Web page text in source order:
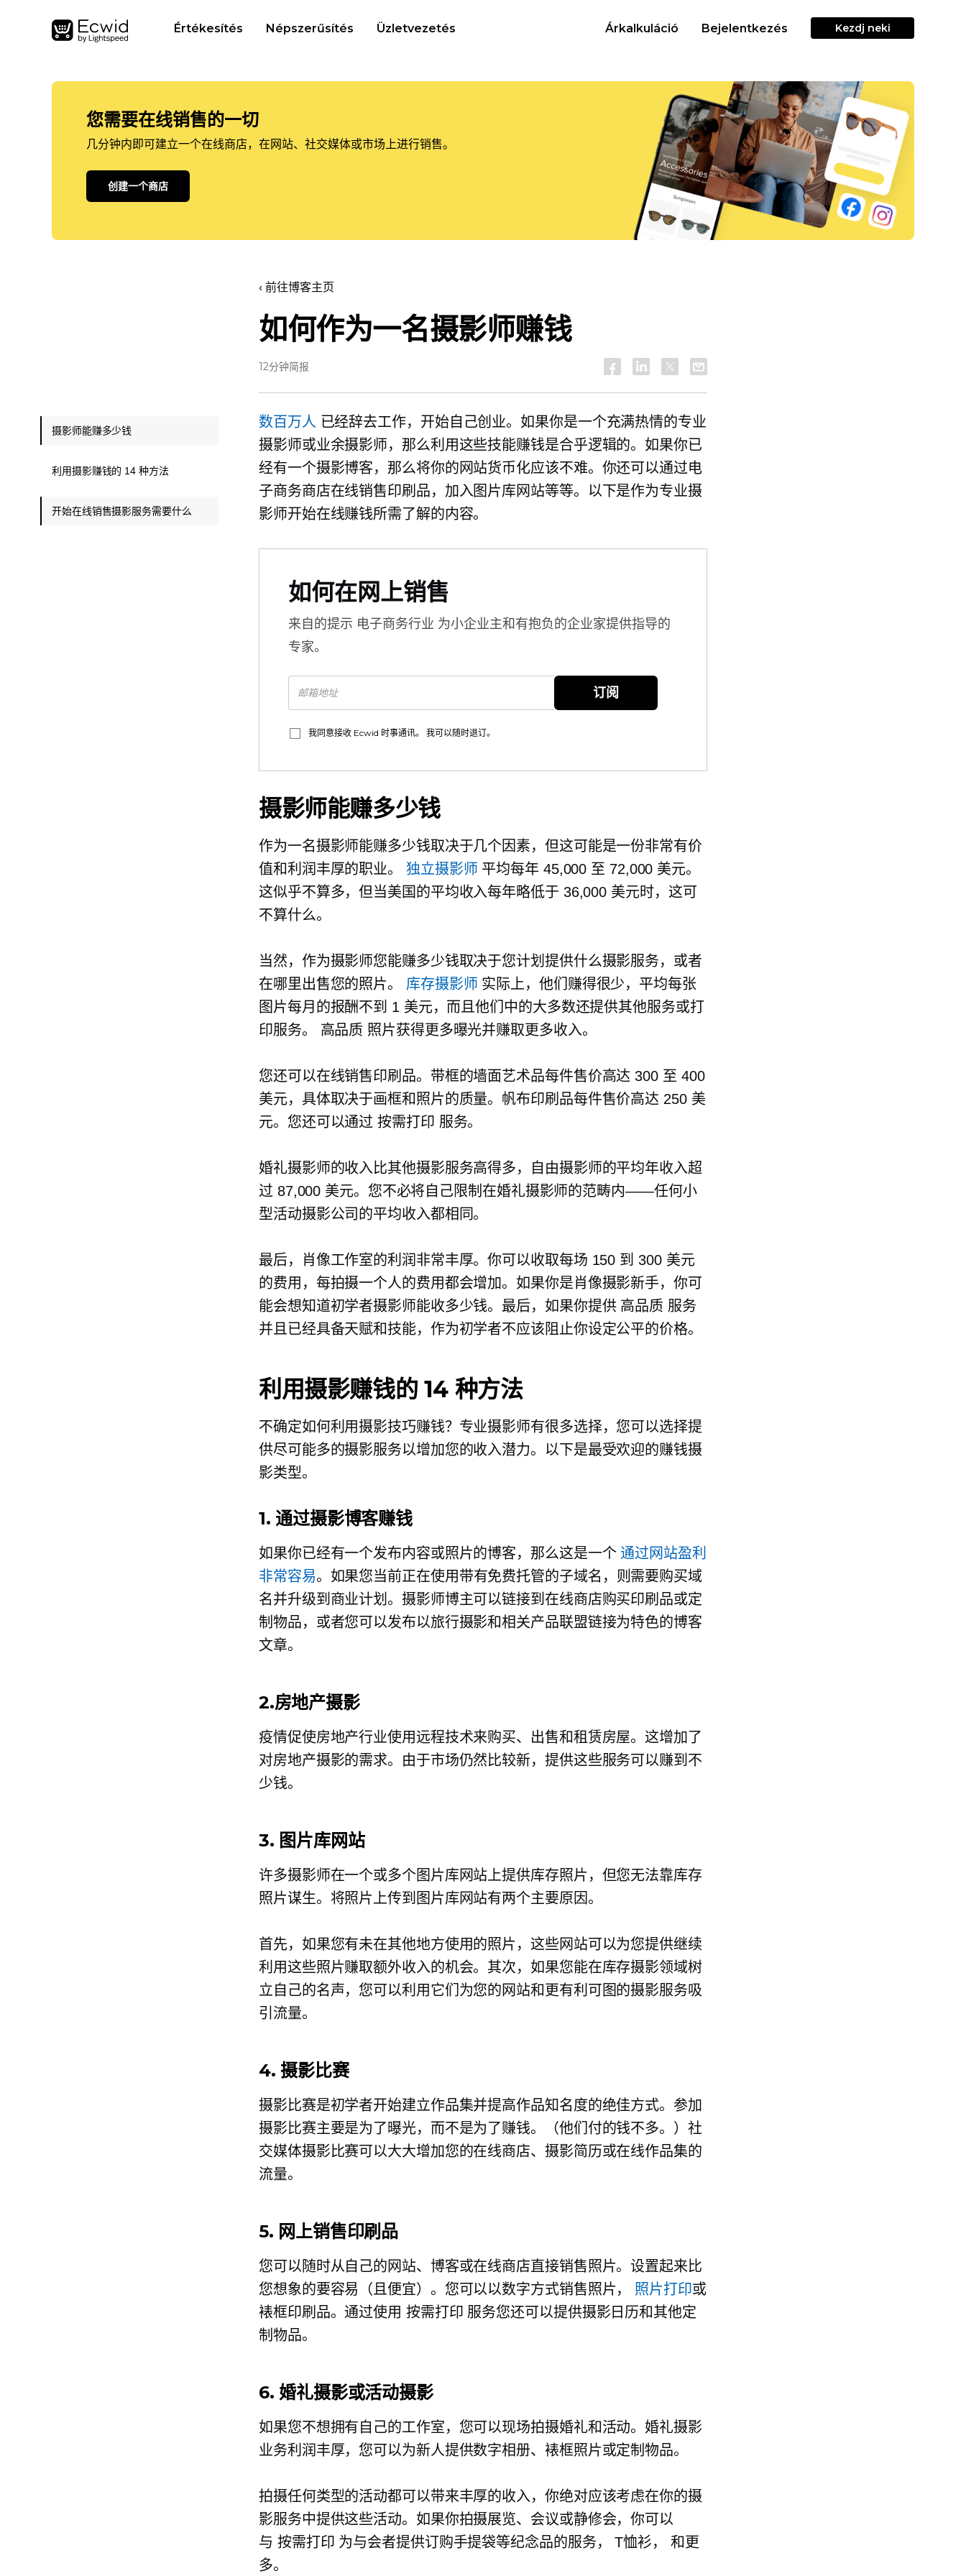
Értékesítés Népszerűsítés Üzletvezetés Árkalkuláció Bejelentkezés Kezdj neki
您需要在线销售的一切
几分钟内即可建立一个在线商店，在网站、社交媒体或市场上进行销售。
创建一个商店
‹ 前往博客主页
如何作为一名摄影师赚钱
12分钟简报
数百万人 已经辞去工作，开始自己创业。如果你是一个充满热情的专业
摄影师或业余摄影师，那么利用这些技能赚钱是合乎逻辑的。如果你已
经有一个摄影博客，那么将你的网站货币化应该不难。你还可以通过电
子商务商店在线销售印刷品，加入图片库网站等等。以下是作为专业摄
影师开始在线赚钱所需了解的内容。
如何在网上销售
来自的提示 电子商务行业 为小企业主和有抱负的企业家提供指导的
专家。
订阅
我同意接收 Ecwid 时事通讯。 我可以随时退订。
摄影师能赚多少钱
作为一名摄影师能赚多少钱取决于几个因素，但这可能是一份非常有价
值和利润丰厚的职业。 独立摄影师 平均每年 45,000 至 72,000 美元。
这似乎不算多，但当美国的平均收入每年略低于 36,000 美元时，这可
不算什么。
当然，作为摄影师您能赚多少钱取决于您计划提供什么摄影服务，或者
在哪里出售您的照片。 库存摄影师 实际上，他们赚得很少，平均每张
图片每月的报酬不到 1 美元，而且他们中的大多数还提供其他服务或打
印服务。 高品质 照片获得更多曝光并赚取更多收入。
您还可以在线销售印刷品。带框的墙面艺术品每件售价高达 300 至 400
美元，具体取决于画框和照片的质量。帆布印刷品每件售价高达 250 美
元。您还可以通过按需打印 服务。
婚礼摄影师的收入比其他摄影服务高得多，自由摄影师的平均年收入超
过 87,000 美元。您不必将自己限制在婚礼摄影师的范畴内——任何小
型活动摄影公司的平均收入都相同。
最后，肖像工作室的利润非常丰厚。你可以收取每场 150 到 300 美元
的费用，每拍摄一个人的费用都会增加。如果你是肖像摄影新手，你可
能会想知道初学者摄影师能收多少钱。最后，如果你提供 高品质 服务
并且已经具备天赋和技能，作为初学者不应该阻止你设定公平的价格。
利用摄影赚钱的 14 种方法
不确定如何利用摄影技巧赚钱？专业摄影师有很多选择，您可以选择提
供尽可能多的摄影服务以增加您的收入潜力。以下是最受欢迎的赚钱摄
影类型。
1. 通过摄影博客赚钱
如果你已经有一个发布内容或照片的博客，那么这是一个通过网站盈利
非常容易。如果您当前正在使用带有免费托管的子域名，则需要购买域
名并升级到商业计划。摄影师博主可以链接到在线商店购买印刷品或定
制物品，或者您可以发布以旅行摄影和相关产品联盟链接为特色的博客
文章。
2.房地产摄影
疫情促使房地产行业使用远程技术来购买、出售和租赁房屋。这增加了
对房地产摄影的需求。由于市场仍然比较新，提供这些服务可以赚到不
少钱。
3. 图片库网站
许多摄影师在一个或多个图片库网站上提供库存照片，但您无法靠库存
照片谋生。将照片上传到图片库网站有两个主要原因。
首先，如果您有未在其他地方使用的照片，这些网站可以为您提供继续
利用这些照片赚取额外收入的机会。其次，如果您能在库存摄影领域树
立自己的名声，您可以利用它们为您的网站和更有利可图的摄影服务吸
引流量。
4. 摄影比赛
摄影比赛是初学者开始建立作品集并提高作品知名度的绝佳方式。参加
摄影比赛主要是为了曝光，而不是为了赚钱。（他们付的钱不多。）社
交媒体摄影比赛可以大大增加您的在线商店、摄影简历或在线作品集的
流量。
5. 网上销售印刷品
您可以随时从自己的网站、博客或在线商店直接销售照片。设置起来比
您想象的要容易（且便宜）。您可以以数字方式销售照片， 照片打印或
裱框印刷品。通过使用 按需打印 服务您还可以提供摄影日历和其他定
制物品。
6. 婚礼摄影或活动摄影
如果您不想拥有自己的工作室，您可以现场拍摄婚礼和活动。婚礼摄影
业务利润丰厚，您可以为新人提供数字相册、裱框照片或定制物品。
拍摄任何类型的活动都可以带来丰厚的收入，你绝对应该考虑在你的摄
影服务中提供这些活动。如果你拍摄展览、会议或静修会，你可以
与 按需打印 为与会者提供订购手提袋等纪念品的服务，T恤衫，
和更
多。
摄影师能赚多少钱
利用摄影赚钱的 14 种方法
开始在线销售摄影服务需要什么